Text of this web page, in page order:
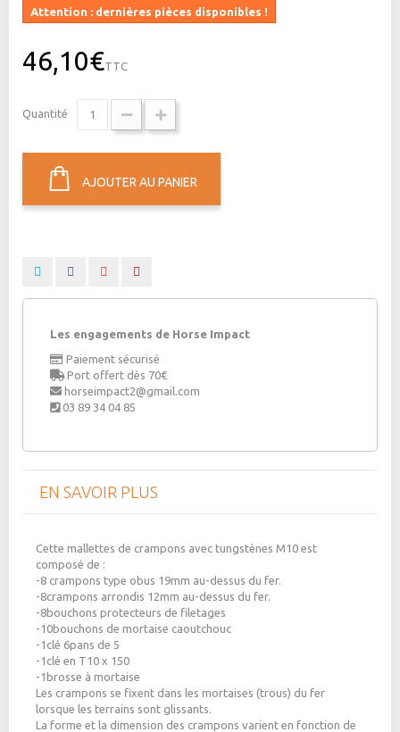
Attention : dernières pièces disponibles !
46,10€TTC
Quantité
AJOUTER AU PANIER
Les engagements de Horse Impact
Paiement sécurisé
Port offert dès 70€
horseimpact2@gmail.com
03 89 34 04 85
EN SAVOIR PLUS
Cette mallettes de crampons avec tungstènes M10 est
composé de :
-8 crampons type obus 19mm au-dessus du fer.
-8crampons arrondis 12mm au-dessus du fer.
-8bouchons protecteurs de filetages
-10bouchons de mortaise caoutchouc
-1clé 6pans de 5
-1clé en T10 x 150
-1brosse à mortaise
Les crampons se fixent dans les mortaises (trous) du fer
lorsque les terrains sont glissants.
La forme et la dimension des crampons varient en fonction de